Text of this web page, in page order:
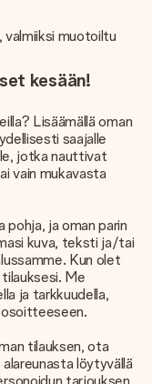
muotoiltu
kesään!
Lisäämällä oman
saajalle
jotka nauttivat
vain mukavasta
pohja, ja oman parin
kuva, teksti ja/tai
Kun olet
Me
ja tarkkuudella,
osoitteeseen.
tilauksen, ota
löytyvällä